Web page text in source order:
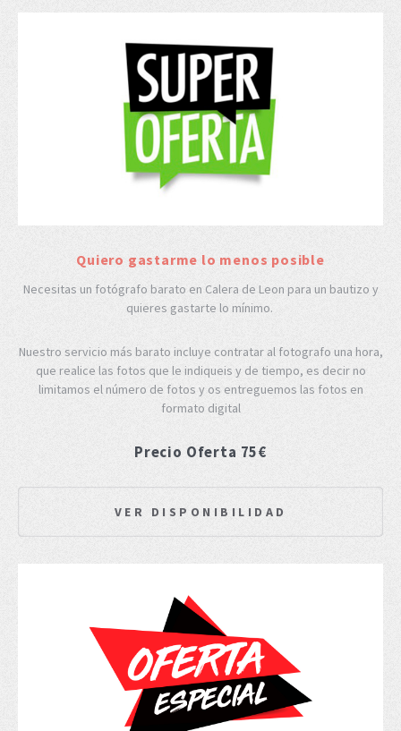
Quiero gastarme lo menos posible
Necesitas un fotógrafo barato en Calera de Leon para un bautizo y
quieres gastarte lo mínimo.
Nuestro servicio más barato incluye contratar al fotografo una hora,
que realice las fotos que le indiqueis y de tiempo, es decir no
limitamos el número de fotos y os entreguemos las fotos en
formato digital
Precio Oferta 75€
VER DISPONIBILIDAD